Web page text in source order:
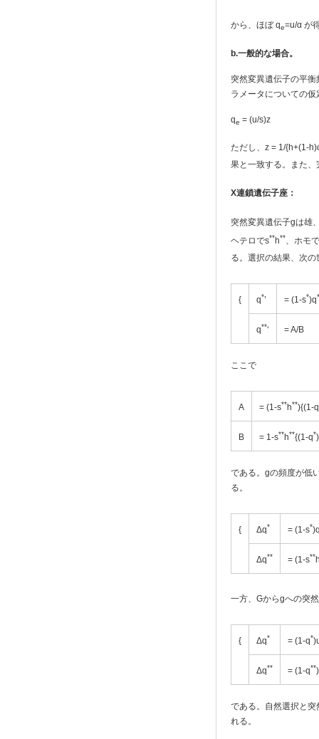
から、ほぼ qe=u/α が
b.一般的な場合。
突然変異遺伝子の平
ラメータについての
qe = (u/s)z
ただし、z = 1/{h+(1-
果と一致する。また
X連鎖遺伝子座：
突然変異遺伝子gは雄
ヘテロでs**h**、ホモ
る。選択の結果、次
{ q*’ = (1-s*)q
q**‘ = A/B
ここで
A = (1-s**h**){(1-q
B = 1-s**h**{(1-q*
である。gの頻度が低
る。
{ Δq* = (1-s*
Δq** = (1-s**
一方、Gからgへの突
{ Δq* = (1-q*
Δq** = (1-q**
である。自然選択と
れる。